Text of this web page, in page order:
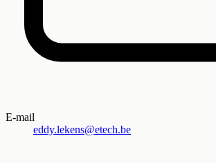
E-mail
eddy.lekens@etech.be